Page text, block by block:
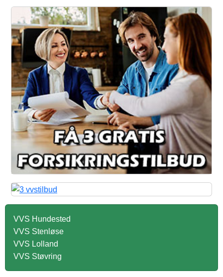
VVS Hundested
VVS Stenløse
VVS Lolland
VVS Støvring